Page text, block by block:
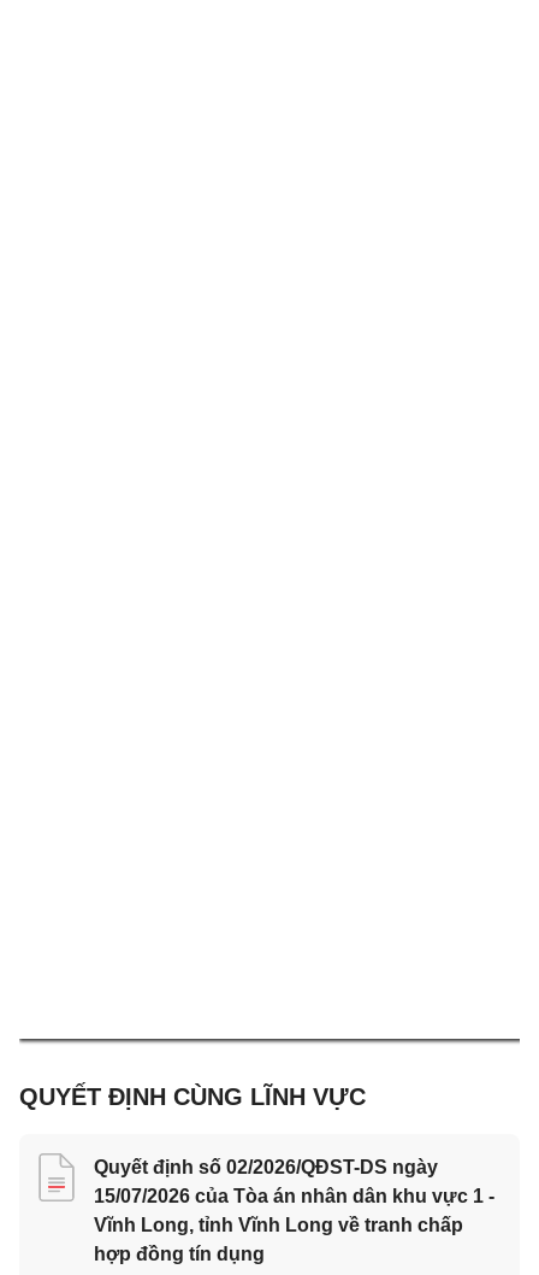
QUYẾT ĐỊNH CÙNG LĨNH VỰC
Quyết định số 02/2026/QĐST-DS ngày
15/07/2026 của Tòa án nhân dân khu vực 1 -
Vĩnh Long, tỉnh Vĩnh Long về tranh chấp
hợp đồng tín dụng